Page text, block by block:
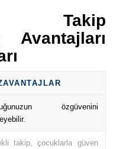
Takip
Avantajları
özgüvenini
takip, çocuklarla güven